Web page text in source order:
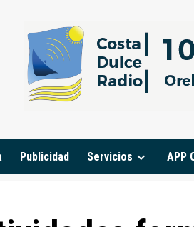
Publicidad Servicios APP